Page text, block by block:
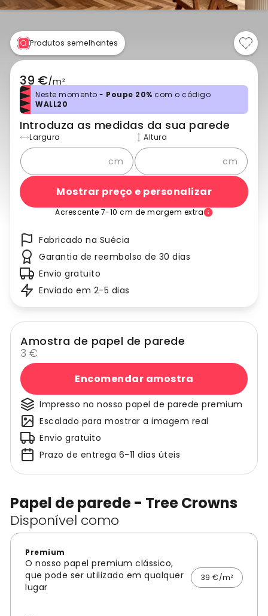
Papel de parede - Tree Crowns
Disponível como
Premium
O nosso papel premium clássico,
que pode ser utilizado em qualquer
lugar
39 €/m²
Produtos semelhantes
39 €/m²
Neste momento - Poupe 20% com o código
WALL20
Introduza as medidas da sua parede
Largura
cm
Altura
cm
Mostrar preço e personalizar
Acrescente 7-10 cm de margem extra
Fabricado na Suécia
Garantia de reembolso de 30 dias
Envio gratuito
Enviado em 2-5 dias
Amostra de papel de parede
3 €
Encomendar amostra
Impresso no nosso papel de parede premium
Escalado para mostrar a imagem real
Envio gratuito
Prazo de entrega 6-11 dias úteis